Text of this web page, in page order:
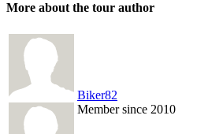
More about the tour author
Biker82
Member since 2010